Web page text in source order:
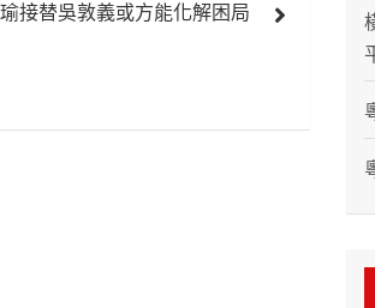
接替吳敦義或方能化解困局